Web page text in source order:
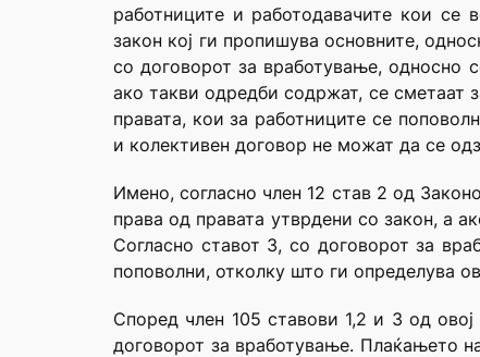
работниците и работодавачите кои се
закон кој ги пропишува основните,
со договорот за вработување, односно
ако такви одредби содржат, се сметаат
правата, кои за работниците се
и колективен договор не можат да се
Имено, согласно член 12 став 2 од
права од правата утврдени со закон, а
Согласно ставот 3, со договорот за
поповолни, отколку што ги определува
Според член 105 ставови 1,2 и 3 од
договорот за вработување. Плаќањето